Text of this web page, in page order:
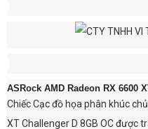
ASRock AMD Radeon RX 6600
Chiếc Cạc đồ họa phân khúc
XT Challenger D 8GB OC được